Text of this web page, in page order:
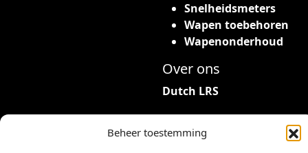
Beheer toestemming
Snelheidsmeters
Wapen toebehoren
Wapenonderhoud
Over ons
Dutch LRS
Adres: Hambeukerboord
35